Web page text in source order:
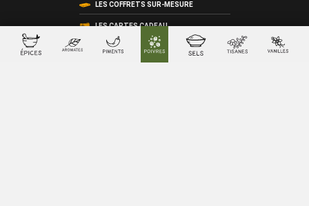
LES COFFRETS SUR-MESURE
LES CARTES CADEAU